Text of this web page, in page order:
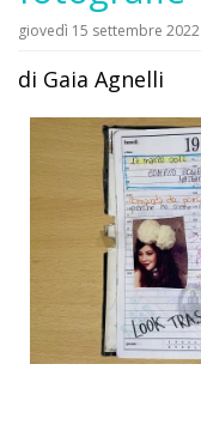
giovedì 15 settembre 2022
di Gaia Agnelli